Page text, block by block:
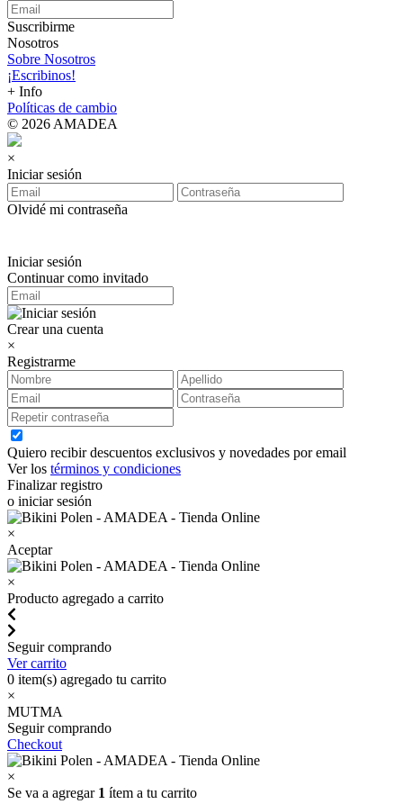
Suscribirme
Nosotros
Sobre Nosotros
¡Escribinos!
+ Info
Políticas de cambio
© 2026 AMADEA
×
Iniciar sesión
Olvidé mi contraseña
Iniciar sesión
Continuar como invitado
Crear una cuenta
×
Registrarme
Quiero recibir descuentos exclusivos y novedades por email
Ver los términos y condiciones
Finalizar registro
o iniciar sesión
×
Aceptar
×
Producto agregado a carrito
Seguir comprando
Ver carrito
0 item(s) agregado tu carrito
×
MUTMA
Seguir comprando
Checkout
×
Se va a agregar 1 ítem a tu carrito